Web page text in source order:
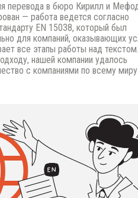
перевода в бюро Кирилл и
— работа ведется согласно
EN 15038, который был
для компаний, оказывающих
все этапы работы над текстом.
нашей компании удалось
с компаниями по всему